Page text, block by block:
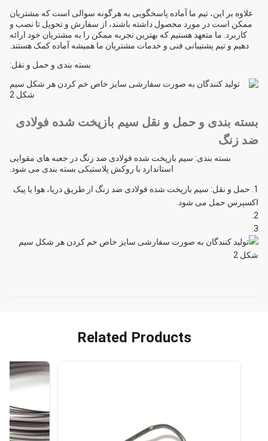
علاوه بر این، تیم ما آماده پاسخگویی به هرگونه سوالی است که مشتریان
ممکن است در مورد محصول داشته باشند، از سفارش و تحویل تا نصب و
کاربرد. ما متعهد هستیم که بهترین تجربه ممکن را به مشتریان خود ارائه
دهیم و تیم پشتیبانی فنی و خدمات مشتریان ما همیشه آماده کمک هستند.
بسته بندی و حمل و نقل:
بسته بندی و حمل و نقل سیم بازپخت شده فولادی
ضد زنگ
بسته بندی: سیم بازپخت شده فولادی ضد زنگ در جعبه های مقوایی
استاندارد با روکش پلاستیکی بسته بندی می شود.
حمل و نقل: سیم بازپخت شده فولادی ضد زنگ از طریق دریا، هوا یا پیک
اکسپرس حمل می شود.
Related Products